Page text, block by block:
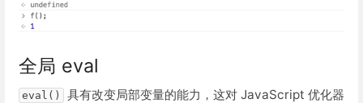
全局 eval
eval()
具有改变局部变量的能力，这对 JavaScript 优化器